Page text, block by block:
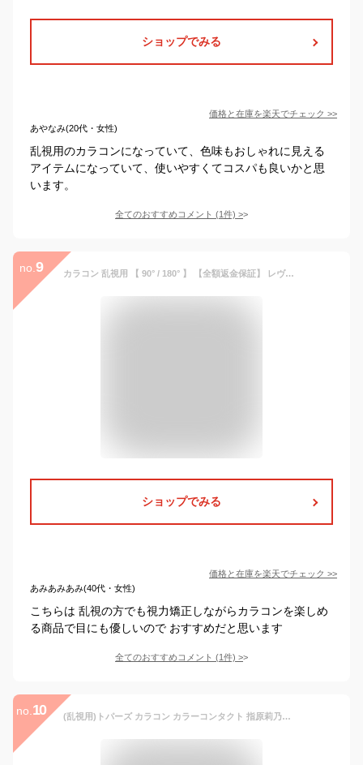
ショップでみる
価格と在庫を楽天でチェック >>
あやなみ(20代・女性)
乱視用のカラコンになっていて、色味もおしゃれに見える
アイテムになっていて、使いやすくてコスパも良いかと思
います。
全てのおすすめコメント (1件) >
no. 9 カラコン 乱視用 【 90° / 180° 】 【全額返金保証】 レヴィア トーリック 1day サークル 1箱10枚入り ReVIA toric 乱視用コンタクトワンデー 90度 / 180度 乱視 カラコン 乱視カラコン 乱視用 ワンデー カラーコンタクトレンズ 送料無料(ネコポス)
ショップでみる
価格と在庫を楽天でチェック >>
あみあみあみ(40代・女性)
こちらは 乱視の方でも視力矯正しながらカラコンを楽しめ
る商品で目にも優しいので おすすめだと思います
全てのおすすめコメント (1件) >
no. 10 (乱視用)トパーズ カラコン カラーコンタクト 指原莉乃モデル 10枚入【1箱】ワンデー TOPARDS topards 1DAY 14.2 さっしー AKB さしはら 1日使い捨て 指原 カラコン デートトパーズ 乱視 乱視用 トーリック 乱視用カラーコンタクトレンズ